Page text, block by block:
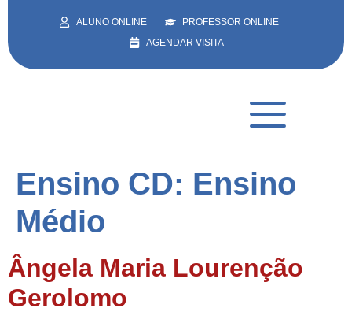
ALUNO ONLINE
PROFESSOR ONLINE
AGENDAR VISITA
Ensino CD: Ensino
Médio
Ângela Maria Lourenção
Gerolomo